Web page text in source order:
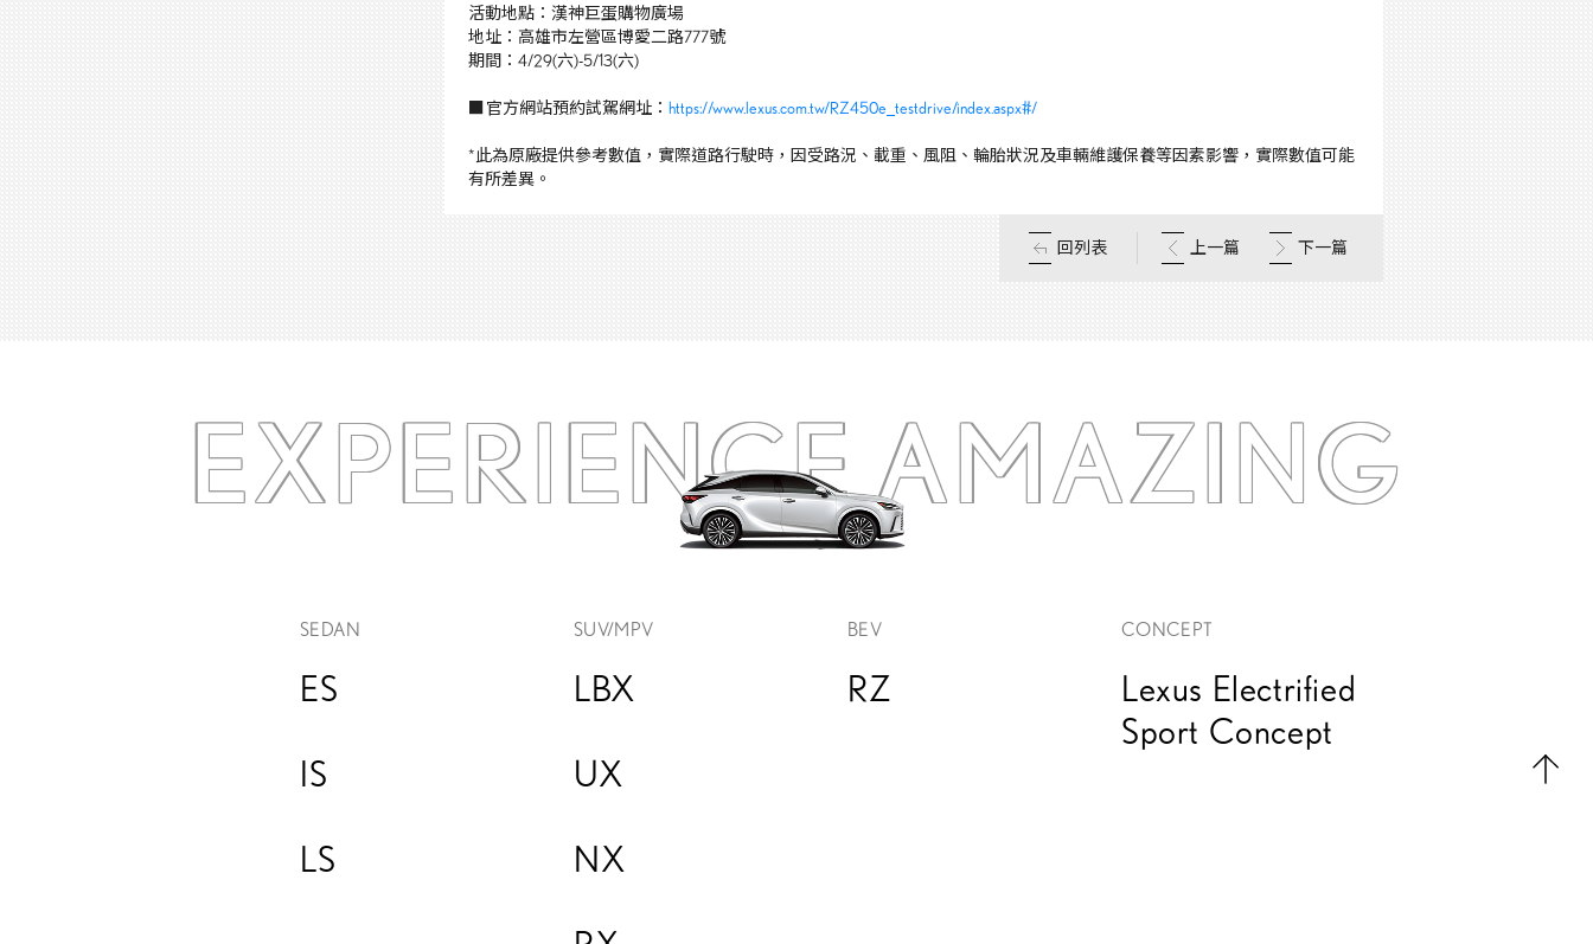
活動地點：漢神巨蛋購物廣場
地址：高雄市左營區博愛二路777號
期間： 4/29(六)-5/13(六)
■ 官方網站預約試駕網址： https://www.lexus.com.tw/RZ450e_testdrive/index.aspx#/
*此為原廠提供參考數值，實際道路行駛時，因受路況、載重、風阻、輪胎狀況及車輛維護保養等因素影響，實際數值可能
有所差異。
回列表 上一篇 下一篇
EXPERIENCEAMAZING
SEDAN
ES
IS
LS
SUV/MPV
LBX
UX
NX
BEV
RZ
CONCEPT
Lexus Electrified
Sport Concept